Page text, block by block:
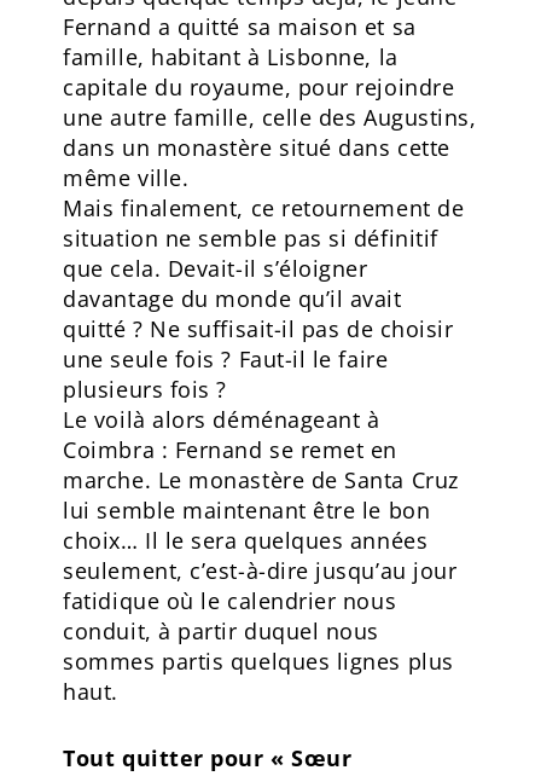
Fernand a quitté sa maison et sa
famille, habitant à Lisbonne, la
capitale du royaume, pour rejoindre
une autre famille, celle des Augustins,
dans un monastère situé dans cette
même ville.
Mais finalement, ce retournement de
situation ne semble pas si définitif
que cela. Devait-il s’éloigner
davantage du monde qu’il avait
quitté ? Ne suffisait-il pas de choisir
une seule fois ? Faut-il le faire
plusieurs fois ?
Le voilà alors déménageant à
Coimbra : Fernand se remet en
marche. Le monastère de Santa Cruz
lui semble maintenant être le bon
choix… Il le sera quelques années
seulement, c’est-à-dire jusqu’au jour
fatidique où le calendrier nous
conduit, à partir duquel nous
sommes partis quelques lignes plus
haut.
Tout quitter pour « Sœur